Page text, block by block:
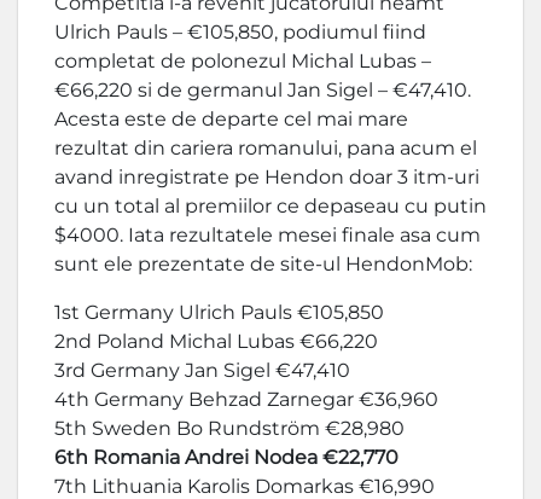
Ulrich Pauls – €105,850, podiumul fiind
completat de polonezul Michal Lubas –
€66,220 si de germanul Jan Sigel – €47,410.
Acesta este de departe cel mai mare
rezultat din cariera romanului, pana acum el
avand inregistrate pe Hendon doar 3 itm-uri
cu un total al premiilor ce depaseau cu putin
$4000. Iata rezultatele mesei finale asa cum
sunt ele prezentate de site-ul HendonMob:
1st Germany Ulrich Pauls €105,850
2nd Poland Michal Lubas €66,220
3rd Germany Jan Sigel €47,410
4th Germany Behzad Zarnegar €36,960
5th Sweden Bo Rundström €28,980
6th Romania Andrei Nodea €22,770
7th Lithuania Karolis Domarkas €16,990